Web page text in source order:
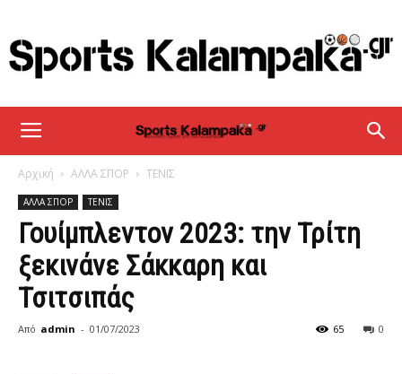
sportskalampaka
Αρχική ΑΛΛΑ ΣΠΟΡ ΤΕΝΙΣ
ΑΛΛΑ ΣΠΟΡ ΤΕΝΙΣ
Γουίμπλεντον 2023: την Τρίτη
ξεκινάνε Σάκκαρη και
Τσιτσιπάς
Από admin - 01/07/2023 0
65